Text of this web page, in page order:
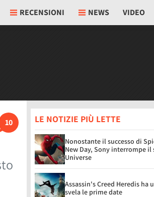
RECENSIONI NEWS VIDEO
10 LE NOTIZIE PIÙ LETTE
Nonostante il successo di
New Day, Sony interrompe il
Universe
Assassin's Creed Heredis ha
svela le prime date